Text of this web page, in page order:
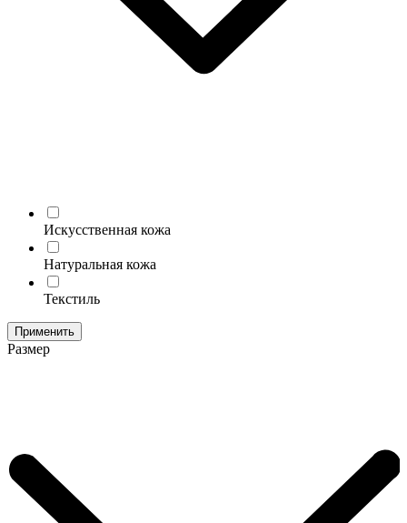
Искусственная кожа
Натуральная кожа
Текстиль
Применить
Размер